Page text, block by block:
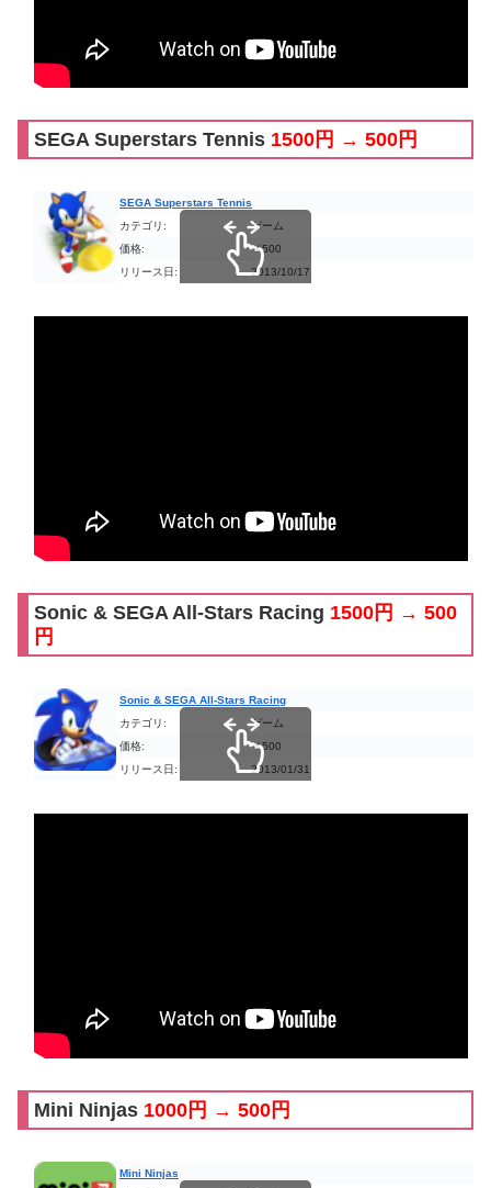
SEGA Superstars Tennis 1500円 → 500円
SEGA Superstars Tennis
カテゴリ:
ゲーム
価格:
￥500
リリース日:
2013/10/17
Sonic & SEGA All-Stars Racing 1500円 → 500
円
Sonic & SEGA All-Stars Racing
カテゴリ:
ゲーム
価格:
￥500
リリース日:
2013/01/31
Mini Ninjas 1000円 → 500円
Mini Ninjas